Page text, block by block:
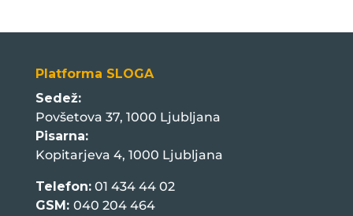
Platforma SLOGA
Sedež:
Povšetova 37, 1000 Ljubljana
Pisarna:
Kopitarjeva 4, 1000 Ljubljana
Telefon:01 434 44 02
GSM: 040 204 464